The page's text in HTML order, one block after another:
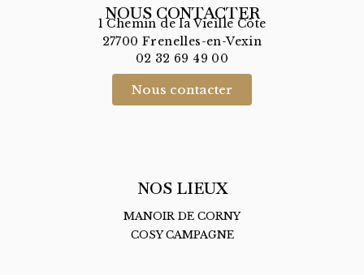
NOUS CONTACTER
1 Chemin de la Vieille Côte
27700 Frenelles-en-Vexin
02 32 69 49 00
Nous contacter
NOS LIEUX
MANOIR DE CORNY
COSY CAMPAGNE